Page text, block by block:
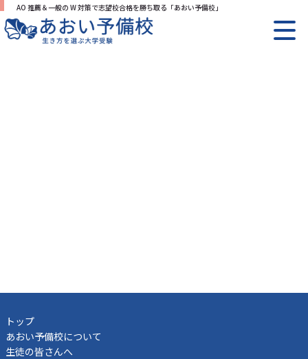
AO 推薦＆一般の W 対策で志望校合格を勝ち取る「あおい予備校」
トップ
あおい予備校について
生徒の皆さんへ